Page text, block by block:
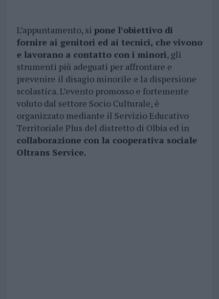
L’appuntamento, si pone l’obiettivo di
fornire ai genitori ed ai tecnici, che vivono
e lavorano a contatto con i minori, gli
strumenti più adeguati per affrontare e
prevenire il disagio minorile e la dispersione
scolastica. L’evento promosso e fortemente
voluto dal settore Socio Culturale, è
organizzato mediante il Servizio Educativo
Territoriale Plus del distretto di Olbia ed in
collaborazione con la cooperativa sociale
Oltrans Service.